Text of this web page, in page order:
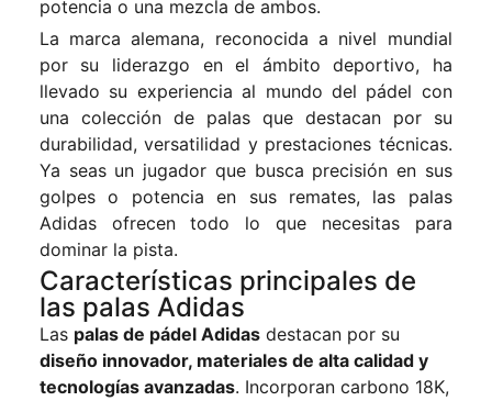
potencia o una mezcla de ambos.
La marca alemana, reconocida a nivel mundial
por su liderazgo en el ámbito deportivo, ha
llevado su experiencia al mundo del pádel con
una colección de palas que destacan por su
durabilidad, versatilidad y prestaciones técnicas.
Ya seas un jugador que busca precisión en sus
golpes o potencia en sus remates, las palas
Adidas ofrecen todo lo que necesitas para
dominar la pista.
Características principales de
las palas Adidas
Las palas de pádel Adidasdestacan por su
diseño innovador, materiales de alta calidad y
tecnologías avanzadas. Incorporan carbono 18K,